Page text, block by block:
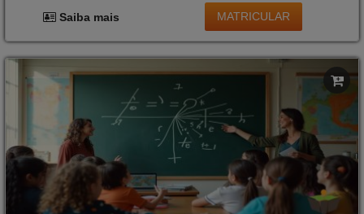
Saiba mais MATRICULAR